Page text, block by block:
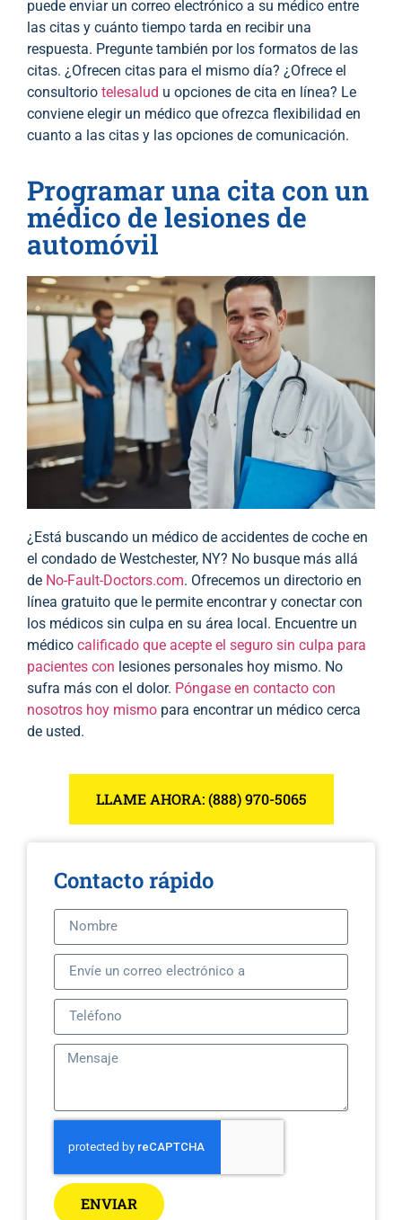
puede enviar un correo electrónico a su médico entre
las citas y cuánto tiempo tarda en recibir una
respuesta. Pregunte también por los formatos de las
citas. ¿Ofrecen citas para el mismo día? ¿Ofrece el
consultorio telesalud u opciones de cita en línea? Le
conviene elegir un médico que ofrezca flexibilidad en
cuanto a las citas y las opciones de comunicación.
Programar una cita con un
médico de lesiones de
automóvil
¿Está buscando un médico de accidentes de coche en
el condado de Westchester, NY? No busque más allá
de No-Fault-Doctors.com. Ofrecemos un directorio en
línea gratuito que le permite encontrar y conectar con
los médicos sin culpa en su área local. Encuentre un
médico calificado que acepte el seguro sin culpa para
pacientes con lesiones personales hoy mismo. No
sufra más con el dolor. Póngase en contacto con
nosotros hoy mismo para encontrar un médico cerca
de usted.
LLAME AHORA: (888) 970-5065
Contacto rápido
ENVIAR